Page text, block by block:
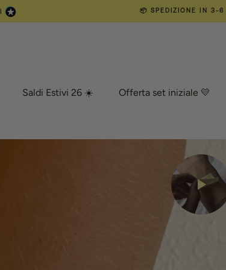
📦 SPEDIZIONE IN 3-6
Saldi Estivi 26 ☀️
Saldi Estivi 26 ☀️
Offerta set iniziale 💛